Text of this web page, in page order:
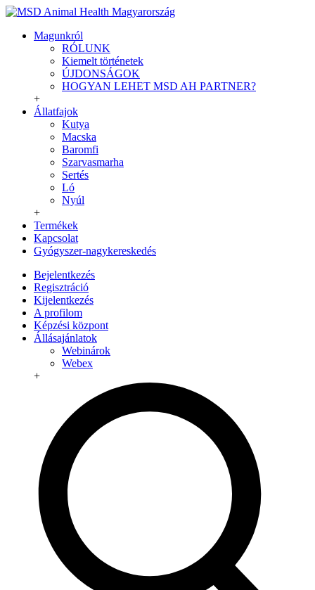
Magunkról
RÓLUNK
Kiemelt történetek
ÚJDONSÁGOK
HOGYAN LEHET MSD AH PARTNER?
+
Állatfajok
Kutya
Macska
Baromfi
Szarvasmarha
Sertés
Ló
Nyúl
+
Termékek
Kapcsolat
Gyógyszer-nagykereskedés
Bejelentkezés
Regisztráció
Kijelentkezés
A profilom
Képzési központ
Állásajánlatok
Webinárok
Webex
+